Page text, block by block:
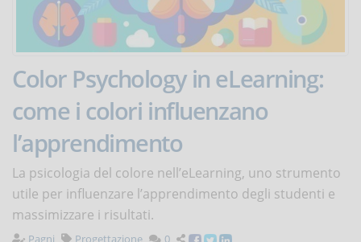
Color Psychology in eLearning:
come i colori influenzano
l’apprendimento
La psicologia del colore nell’eLearning, uno strumento
utile per influenzare l’apprendimento degli studenti e
massimizzare i risultati.
Pagni Progettazione 0